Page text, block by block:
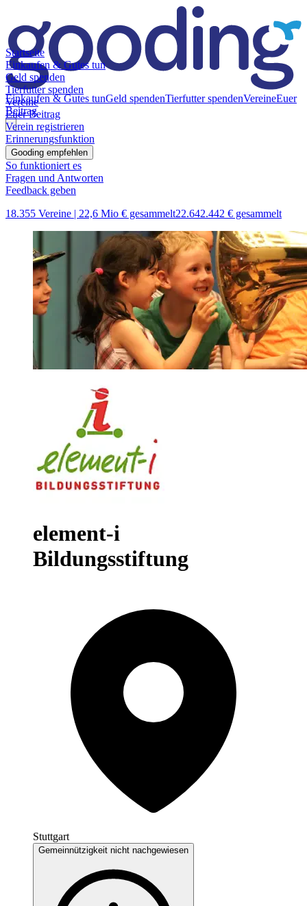
Einkaufen & Gutes tunGeld spendenTierfutter spendenVereineEuer
Beitrag
Startseite
Einkaufen & Gutes tun
Geld spenden
Tierfutter spenden
Vereine
Euer Beitrag
Verein registrieren
Erinnerungsfunktion
Gooding empfehlen
So funktioniert es
Fragen und Antworten
Feedback geben
18.355 Vereine | 22,6 Mio € gesammelt22.642.442 € gesammelt
element-i
Bildungsstiftung
Stuttgart
Gemeinnützigkeit nicht nachgewiesen